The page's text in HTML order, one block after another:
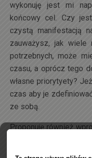
wykonuję jest mi
końcowy cel. Czy
czystą manifestacją
zauważysz, jak
potrzebnych, może
czasu, a oprócz tego
własne priorytyety?
czas aby je
ze sobą.
Proponuję również
metody